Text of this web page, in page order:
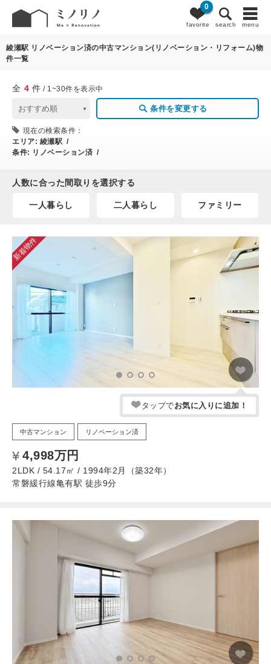
favorite
0
search menu
4 条件変更
綾瀬駅 リノベーション済の中古マンション(リノベーション・リフォーム)物
件一覧
全 4 件 / 1~30件を表示中
条件を変更する
現在の検索条件：
エリア: 綾瀬駅 /
条件: リノベーション済 /
人数に合った間取りを選択する
一人暮らし 二人暮らし ファミリー
新着物件
タップでお気に入りに追加！
中古マンション リノベーション済
4,998万円
2LDK / 54.17㎡ / 1994年2月（築32年）
常磐緩行線亀有駅 徒歩9分